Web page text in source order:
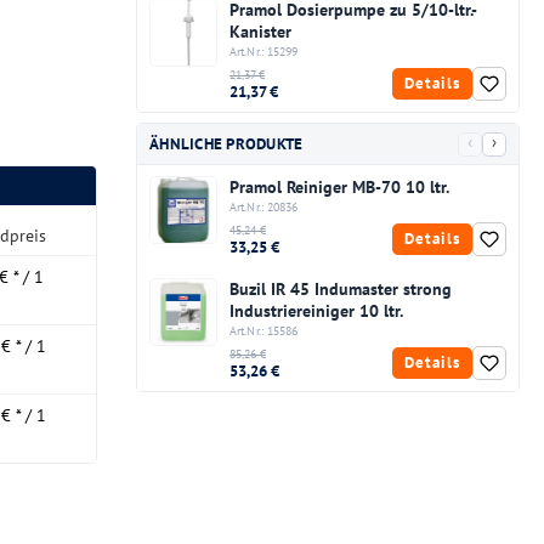
* / 1
* / 1
* / 1
Pramol Dosierpumpe zu 5/10-ltr.-
Kanister
Art.Nr.: 15299
21,37 €
21,37 € Details
ÄHNLICHE PRODUKTE ‹ ›
Pramol Reiniger MB-70 10 ltr.
Art.Nr.: 20836
45,24 €
33,25 € Details
Buzil IR 45 Indumaster strong
Industriereiniger 10 ltr.
Art.Nr.: 15586
85,26 €
53,26 € Details